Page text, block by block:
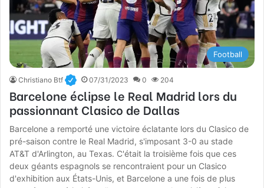
Football
Christiano Btf 07/31/2023 0 204
Barcelone éclipse le Real Madrid lors du
passionnant Clasico de Dallas
Barcelone a remporté une victoire éclatante lors du Clasico de
pré-saison contre le Real Madrid, s'imposant 3-0 au stade
AT&T d'Arlington, au Texas. C'était la troisième fois que ces
deux géants espagnols se rencontraient pour un Clasico
d'exhibition aux États-Unis, et Barcelone a une fois de plus